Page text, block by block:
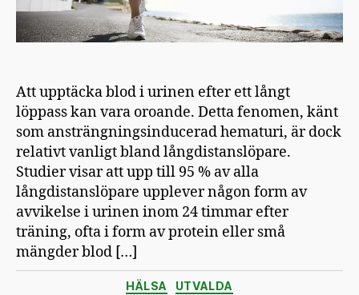
Att upptäcka blod i urinen efter ett långt
löppass kan vara oroande. Detta fenomen, känt
som ansträngningsinducerad hematuri, är dock
relativt vanligt bland långdistanslöpare.
Studier visar att upp till 95 % av alla
långdistanslöpare upplever någon form av
avvikelse i urinen inom 24 timmar efter
träning, ofta i form av protein eller små
mängder blod […]
Kategorier
HÄLSA UTVALDA